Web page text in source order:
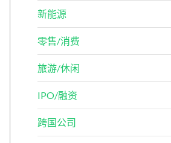
新能源
零售/消费
旅游/休闲
IPO/融资
跨国公司